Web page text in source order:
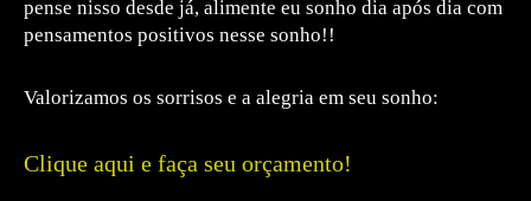
pense nisso desde já, alimente eu sonho dia após dia com
pensamentos positivos nesse sonho!!
Valorizamos os sorrisos e a alegria em seu sonho:
Clique aqui e faça seu orçamento!